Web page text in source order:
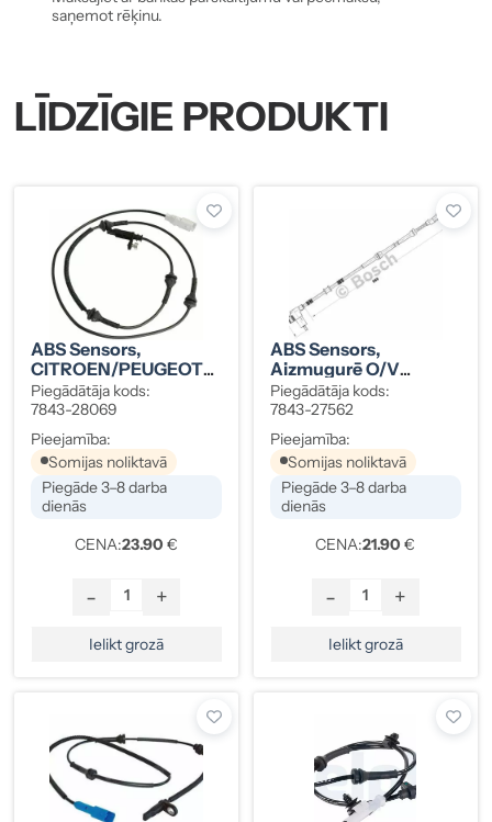
saņemot rēķinu.
LĪDZĪGIE PRODUKTI
ABS Sensors,
CITROEN/PEUGEOT
Priekšā O/V
Piegādātāja kods:
7843-28069
Pieejamība:
Somijas noliktavā
Piegāde 3–8 darba
dienās
CENA:23.90 €
- +
Ielikt grozā
ABS Sensors,
Aizmugurē O/V
CITROEN/PEUGEOT
Piegādātāja kods:
7843-27562
Pieejamība:
Somijas noliktavā
Piegāde 3–8 darba
dienās
CENA:21.90 €
- +
Ielikt grozā